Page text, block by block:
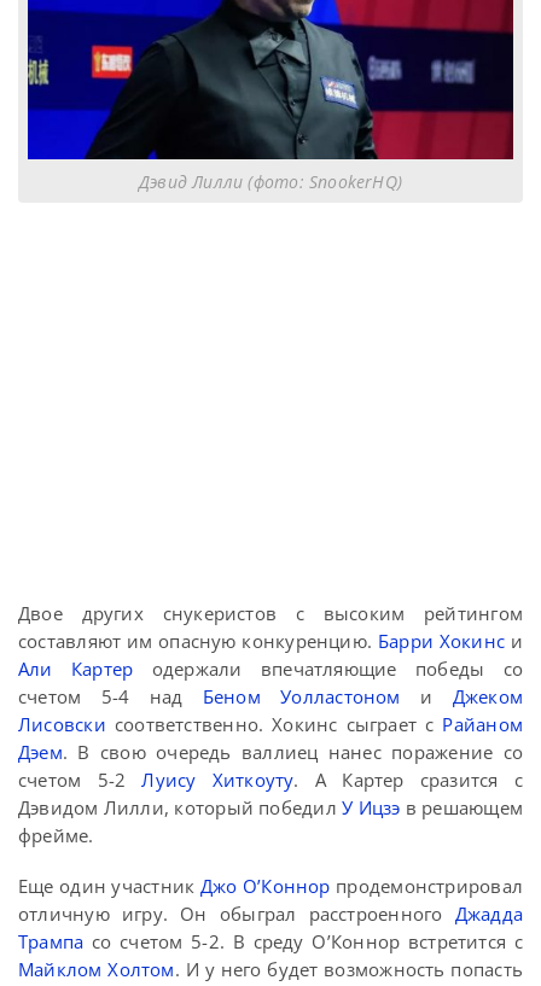
Дэвид Лилли (фото: SnookerHQ)
Двое других снукеристов с высоким рейтингом
составляют им опасную конкуренцию. Барри Хокинс и
Али Картер одержали впечатляющие победы со
счетом 5-4 над Беном Уолластоном и Джеком
Лисовски соответственно. Хокинс сыграет с Райаном
Дэем. В свою очередь валлиец нанес поражение со
счетом 5-2Луису Хиткоуту. А Картер сразится с
Дэвидом Лилли, который победилУ Ицзэ в решающем
фрейме.
Еще один участник Джо О’Коннор продемонстрировал
отличную игру. Он обыграл расстроенного Джадда
Трампа со счетом 5-2. В среду О’Коннор встретится с
Майклом Холтом. И у него будет возможность попасть